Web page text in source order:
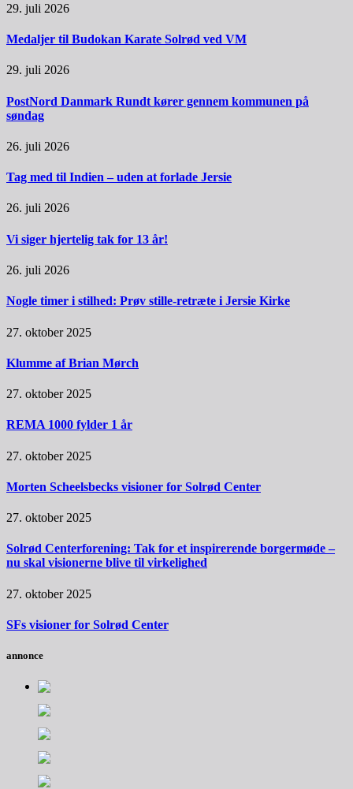
29. juli 2026
Medaljer til Budokan Karate Solrød ved VM
29. juli 2026
PostNord Danmark Rundt kører gennem kommunen på
søndag
26. juli 2026
Tag med til Indien – uden at forlade Jersie
26. juli 2026
Vi siger hjertelig tak for 13 år!
26. juli 2026
Nogle timer i stilhed: Prøv stille-retræte i Jersie Kirke
27. oktober 2025
Klumme af Brian Mørch
27. oktober 2025
REMA 1000 fylder 1 år
27. oktober 2025
Morten Scheelsbecks visioner for Solrød Center
27. oktober 2025
Solrød Centerforening: Tak for et inspirerende borgermøde –
nu skal visionerne blive til virkelighed
27. oktober 2025
SFs visioner for Solrød Center
annonce